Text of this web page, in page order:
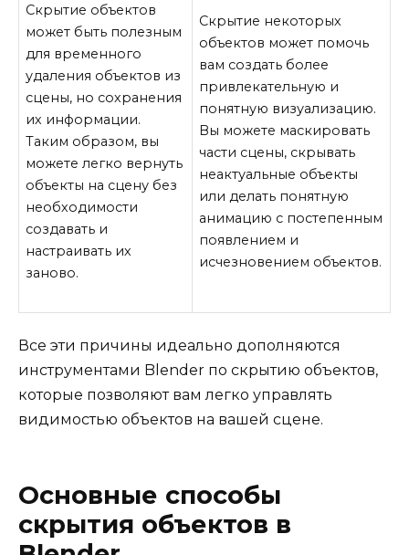
Скрытие объектов
может быть полезным
для временного
удаления объектов из
сцены, но сохранения
их информации.
Таким образом, вы
можете легко вернуть
объекты на сцену без
необходимости
создавать и
настраивать их
заново.
Скрытие некоторых
объектов может помочь
вам создать более
привлекательную и
понятную визуализацию.
Вы можете маскировать
части сцены, скрывать
неактуальные объекты
или делать понятную
анимацию с постепенным
появлением и
исчезновением объектов.
Все эти причины идеально дополняются
инструментами Blender по скрытию объектов,
которые позволяют вам легко управлять
видимостью объектов на вашей сцене.
Основные способы
скрытия объектов в